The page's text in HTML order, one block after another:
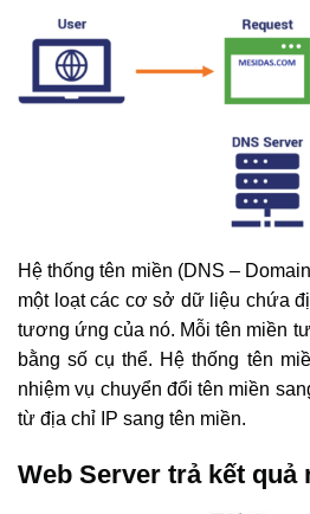
Hệ thống tên miền (DNS –
một loạt các cơ sở dữ liệu chứa
tương ứng của nó. Mỗi tên miền
bằng số cụ thể. Hệ thống tên
nhiệm vụ chuyển đổi tên miền
từ địa chỉ IP sang tên miền.
Web Server trả kết quả